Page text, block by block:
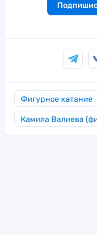
Фигурное катание
Камила Валиева